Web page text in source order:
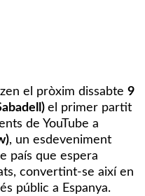
el pròxim dissabte 9
el primer partit
de YouTube a
, un esdeveniment
país que espera
convertint-se així en
públic a Espanya.